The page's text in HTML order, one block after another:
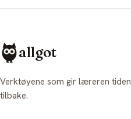
allgot
Verktøyene som gir læreren tiden
tilbake.